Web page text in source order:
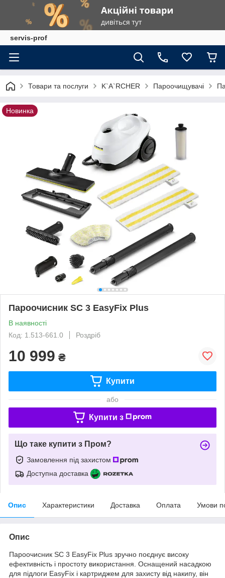
servis-prof
Товари та послуги K`A`RCHER Пароочищувачі
Новинка
Пароочисник SC 3 EasyFix Plus
В наявності
Код: 1.513-661.0
Роздріб
10 999 ₴
Купити
або
Купити з
Що таке купити з Пром?
Замовлення під захистом
Доступна доставка
Опис Характеристики Доставка Оплата Умови
Опис
Пароочисник SC 3 EasyFix Plus зручно поєднує високу
ефективність і простоту використання. Оснащений насадкою
для підлоги EasyFix і картриджем для захисту від накипу, він